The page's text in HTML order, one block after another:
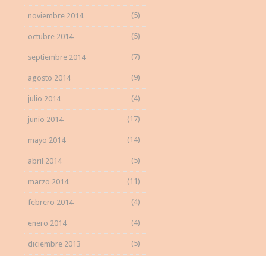
noviembre 2014 (5)
octubre 2014 (5)
septiembre 2014 (7)
agosto 2014 (9)
julio 2014 (4)
junio 2014 (17)
mayo 2014 (14)
abril 2014 (5)
marzo 2014 (11)
febrero 2014 (4)
enero 2014 (4)
diciembre 2013 (5)